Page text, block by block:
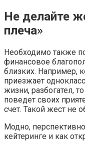
Не делайте
плеча»
Необходимо также
финансовое
близких. Например,
приезжает
жизни, разбогател,
поведет своих
счет. Такой жест не
Модно,
кейтеринге и как